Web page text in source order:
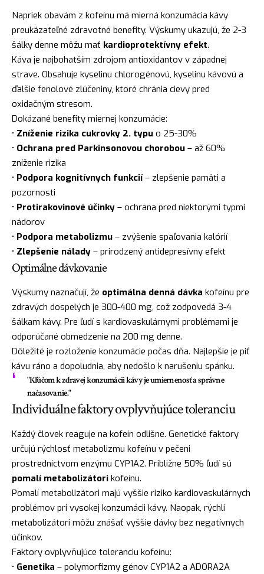
Napriek obavám z kofeínu má mierná konzumácia kávy
preukázateľné zdravotné benefity. Výskumy ukazujú, že 2-3
šálky denne môžu mať kardioprotektívny efekt.
Káva je najbohatším zdrojom antioxidantov v západnej
strave. Obsahuje kyselinu chlorogénovú, kyselinu kávovú a
ďalšie fenolové zlúčeniny, ktoré chránia cievy pred
oxidačným stresom.
Dokázané benefity miernej konzumácie:
• Zníženie rizika cukrovky 2. typu o 25-30%
• Ochrana pred Parkinsonovou chorobou – až 60%
zníženie rizika
• Podpora kognitívnych funkcií– zlepšenie pamäti a
pozornosti
• Protirakovinové účinky – ochrana pred niektorými typmi
nádorov
• Podpora metabolizmu – zvýšenie spaľovania kalórií
• Zlepšenie nálady – prirodzený antidepresívny efekt
Optimálne dávkovanie
Výskumy naznačují, že optimálna denná dávka kofeínu pre
zdravých dospelých je 300-400 mg, což zodpovedá 3-4
šálkam kávy. Pre ľudí s kardiovaskulárnymi problémami je
odporúčané obmedzenie na 200 mg denne.
Dôležité je rozloženie konzumácie počas dňa. Najlepšie je piť
kávu ráno a dopoludnia, aby nedošlo k narušeniu spánku.
"Kľúčom k zdravej konzumácii kávy je umiernenosť a správne
načasovanie."
Individuálne faktory ovplyvňujúce toleranciu
Každý človek reaguje na kofeín odlišne. Genetické faktory
určujú rýchlosť metabolizmu kofeínu v pečeni
prostredníctvom enzýmu CYP1A2. Približne 50% ľudí sú
pomalí metabolizátori kofeínu.
Pomalí metabolizátori majú vyššie riziko kardiovaskulárnych
problémov pri vysokej konzumácii kávy. Naopak, rýchli
metabolizátori môžu znášať vyššie dávky bez negatívnych
účinkov.
Faktory ovplyvňujúce toleranciu kofeínu:
• Genetika – polymorfizmy génov CYP1A2 a ADORA2A